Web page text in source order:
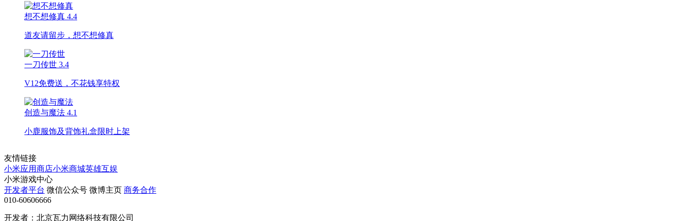
想不想修真 4.4
道友请留步，想不想修真
一刀传世 3.4
V12免费送，不花钱享特权
创造与魔法 4.1
小鹿服饰及背饰礼盒限时上架
友情链接
小米应用商店小米商城英雄互娱
小米游戏中心
开发者平台 微信公众号 微博主页 商务合作
010-60606666
开发者：北京瓦力网络科技有限公司